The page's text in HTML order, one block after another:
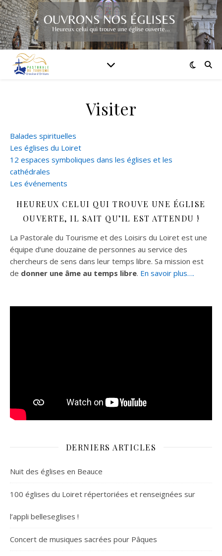
Visiter
Balades spirituelles
Les églises du Loiret
12 espaces symboliques dans les églises et les
cathédrales
Les événements
HEUREUX CELUI QUI TROUVE UNE ÉGLISE
OUVERTE, IL SAIT QU’IL EST ATTENDU !
La Pastorale du Tourisme et des Loisirs du Loiret est une
équipe d’une douzaine de personnes au service des
chercheurs de sens dans leur temps libre. Sa mission est
de donner une âme au temps libre. En savoir plus….
DERNIERS ARTICLES
Nuit des églises en Beauce
100 églises du Loiret répertoriées et renseignées sur
l’appli belleseglises !
Concert de musiques sacrées pour Pâques